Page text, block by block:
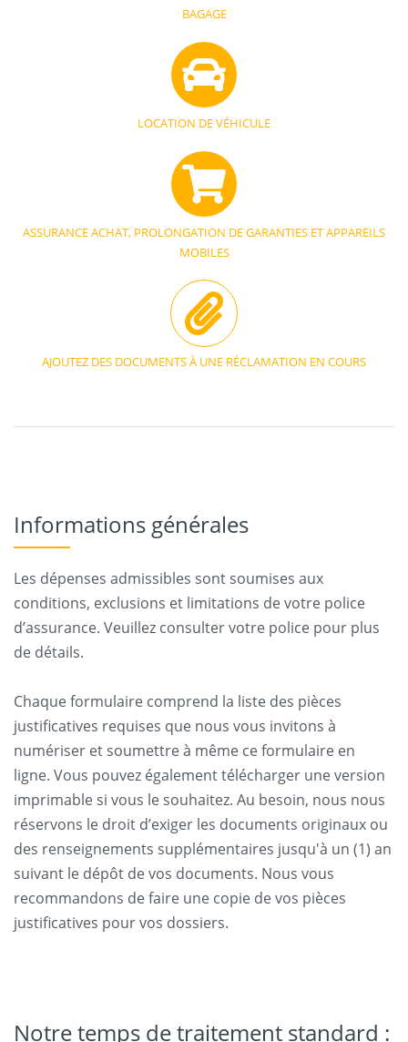
BAGAGE
LOCATION DE VÉHICULE
ASSURANCE ACHAT, PROLONGATION DE GARANTIES ET APPAREILS
MOBILES
AJOUTEZ DES DOCUMENTS À UNE RÉCLAMATION EN COURS
Informations générales
Les dépenses admissibles sont soumises aux
conditions, exclusions et limitations de votre police
d’assurance. Veuillez consulter votre police pour plus
de détails.
Chaque formulaire comprend la liste des pièces
justificatives requises que nous vous invitons à
numériser et soumettre à même ce formulaire en
ligne. Vous pouvez également télécharger une version
imprimable si vous le souhaitez. Au besoin, nous nous
réservons le droit d’exiger les documents originaux ou
des renseignements supplémentaires jusqu'à un (1) an
suivant le dépôt de vos documents. Nous vous
recommandons de faire une copie de vos pièces
justificatives pour vos dossiers.
Notre temps de traitement standard :